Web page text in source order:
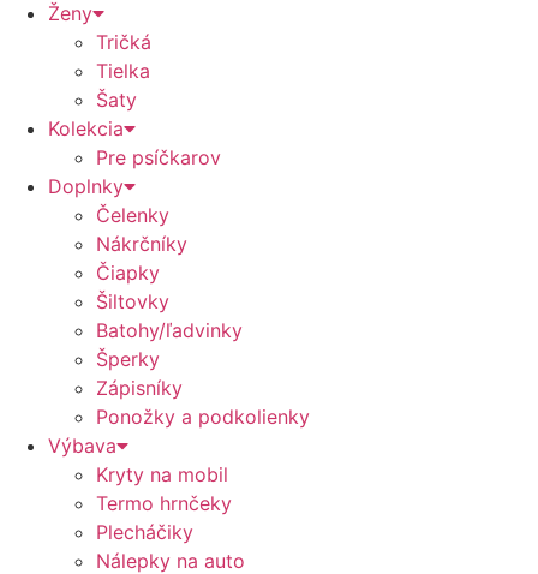
Ženy
Tričká
Tielka
Šaty
Kolekcia
Pre psíčkarov
Doplnky
Čelenky
Nákrčníky
Čiapky
Šiltovky
Batohy/ľadvinky
Šperky
Zápisníky
Ponožky a podkolienky
Výbava
Kryty na mobil
Termo hrnčeky
Plecháčiky
Nálepky na auto